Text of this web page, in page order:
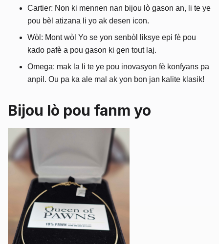
Cartier: Non ki mennen nan bijou lò gason an, li te ye
pou bèl atizana li yo ak desen icon.
Wòl: Mont wòl Yo se yon senbòl liksye epi fè pou
kado pafè a pou gason ki gen tout laj.
Omega: mak la li te ye pou inovasyon fè konfyans pa
anpil. Ou pa ka ale mal ak yon bon jan kalite klasik!
Bijou lò pou fanm yo